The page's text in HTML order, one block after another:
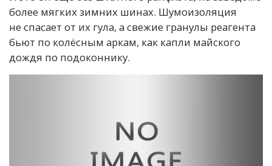
более мягких зимних шинах. Шумоизоляция
не спасает от их гула, а свежие гранулы реагента
бьют по колёсным аркам, как капли майского
дождя по подоконнику.